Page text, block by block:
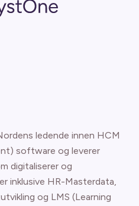
ledende innen HCM
software og leverer
digitaliserer og
inklusive HR-Masterdata,
og LMS (Learning